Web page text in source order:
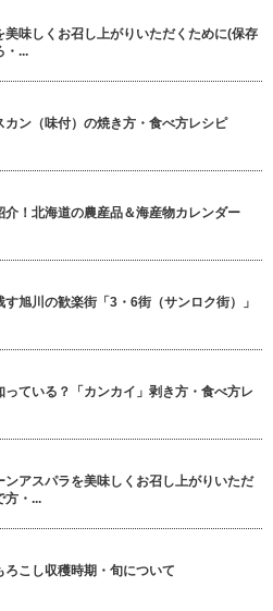
美味しくお召し上がりいただくために(保存
・...
カン（味付）の焼き方・食べ方レシピ
介！北海道の農産品＆海産物カレンダー
す旭川の歓楽街「3・6街（サンロク街）」
っている？「カンカイ」剥き方・食べ方レ
ンアスパラを美味しくお召し上がりいただ
方・...
ろこし収穫時期・旬について